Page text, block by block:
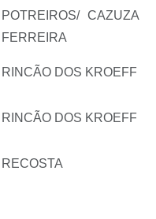
POTREIROS/ CAZUZA
FERREIRA
RINCÃO DOS KROEFF
RINCÃO DOS KROEFF
RECOSTA